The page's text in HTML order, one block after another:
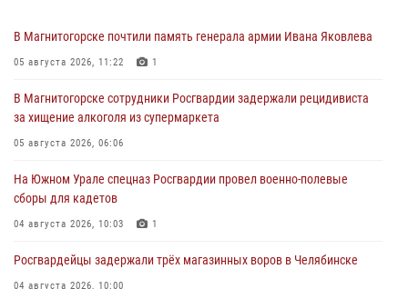
В Магнитогорске почтили память генерала армии Ивана Яковлева
05 августа 2026, 11:22 1
В Магнитогорске сотрудники Росгвардии задержали рецидивиста
за хищение алкоголя из супермаркета
05 августа 2026, 06:06
На Южном Урале спецназ Росгвардии провел военно-полевые
сборы для кадетов
04 августа 2026, 10:03 1
Росгвардейцы задержали трёх магазинных воров в Челябинске
04 августа 2026, 10:00